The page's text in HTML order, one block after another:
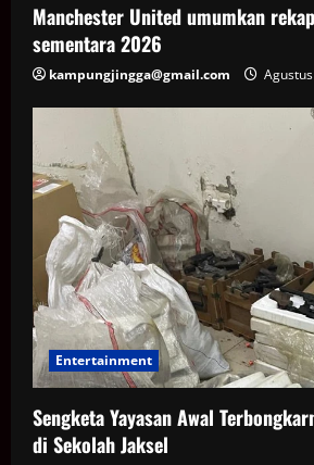
Manchester United umumkan
sementara 2026
kampungjingga@gmail.com
Entertainment
Sengketa Yayasan Awal
di Sekolah Jaksel